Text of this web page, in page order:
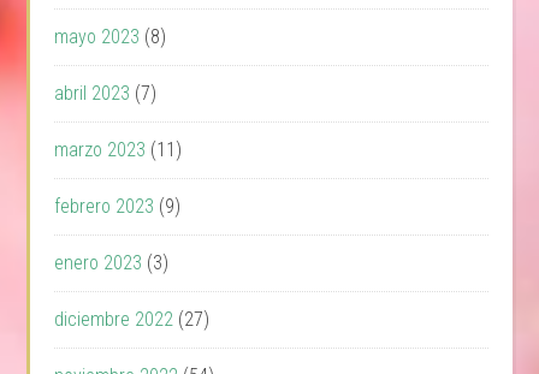
mayo 2023 (8)
abril 2023 (7)
marzo 2023 (11)
febrero 2023 (9)
enero 2023 (3)
diciembre 2022 (27)